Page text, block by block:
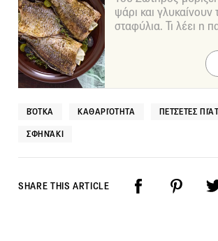
ψάρι και
σταφύλια. Τι λέει η
ΒΌΤΚΑ ΚΑΘΑΡΙΌΤΗΤΑ ΠΕΤΣΈΤΕΣ
ΣΦΗΝΆΚΙ
SHARE THIS ARTICLE